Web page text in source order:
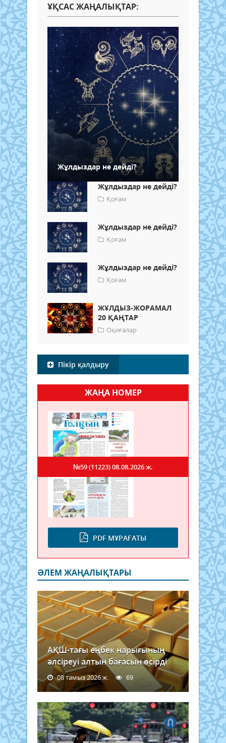
ҰҚСАС ЖАҢАЛЫҚТАР:
Жұлдыздар не дейді?
Жұлдыздар не дейді?
Қоғам
Жұлдыздар не дейді?
Қоғам
Жұлдыздар не дейді?
Қоғам
ЖҰЛДЫЗ-ЖОРАМАЛ
20 ҚАҢТАР
Оқиғалар
Пікір қалдыру
ЖАҢА НОМЕР
PDF МҰРАҒАТЫ
№59 (11223)08.08.2026 ж.
ӘЛЕМ ЖАҢАЛЫҚТАРЫ
АҚШ-тағы еңбек нарығының
әлсіреуі алтын бағасын өсірді
08 тамыз 2026 ж. 69